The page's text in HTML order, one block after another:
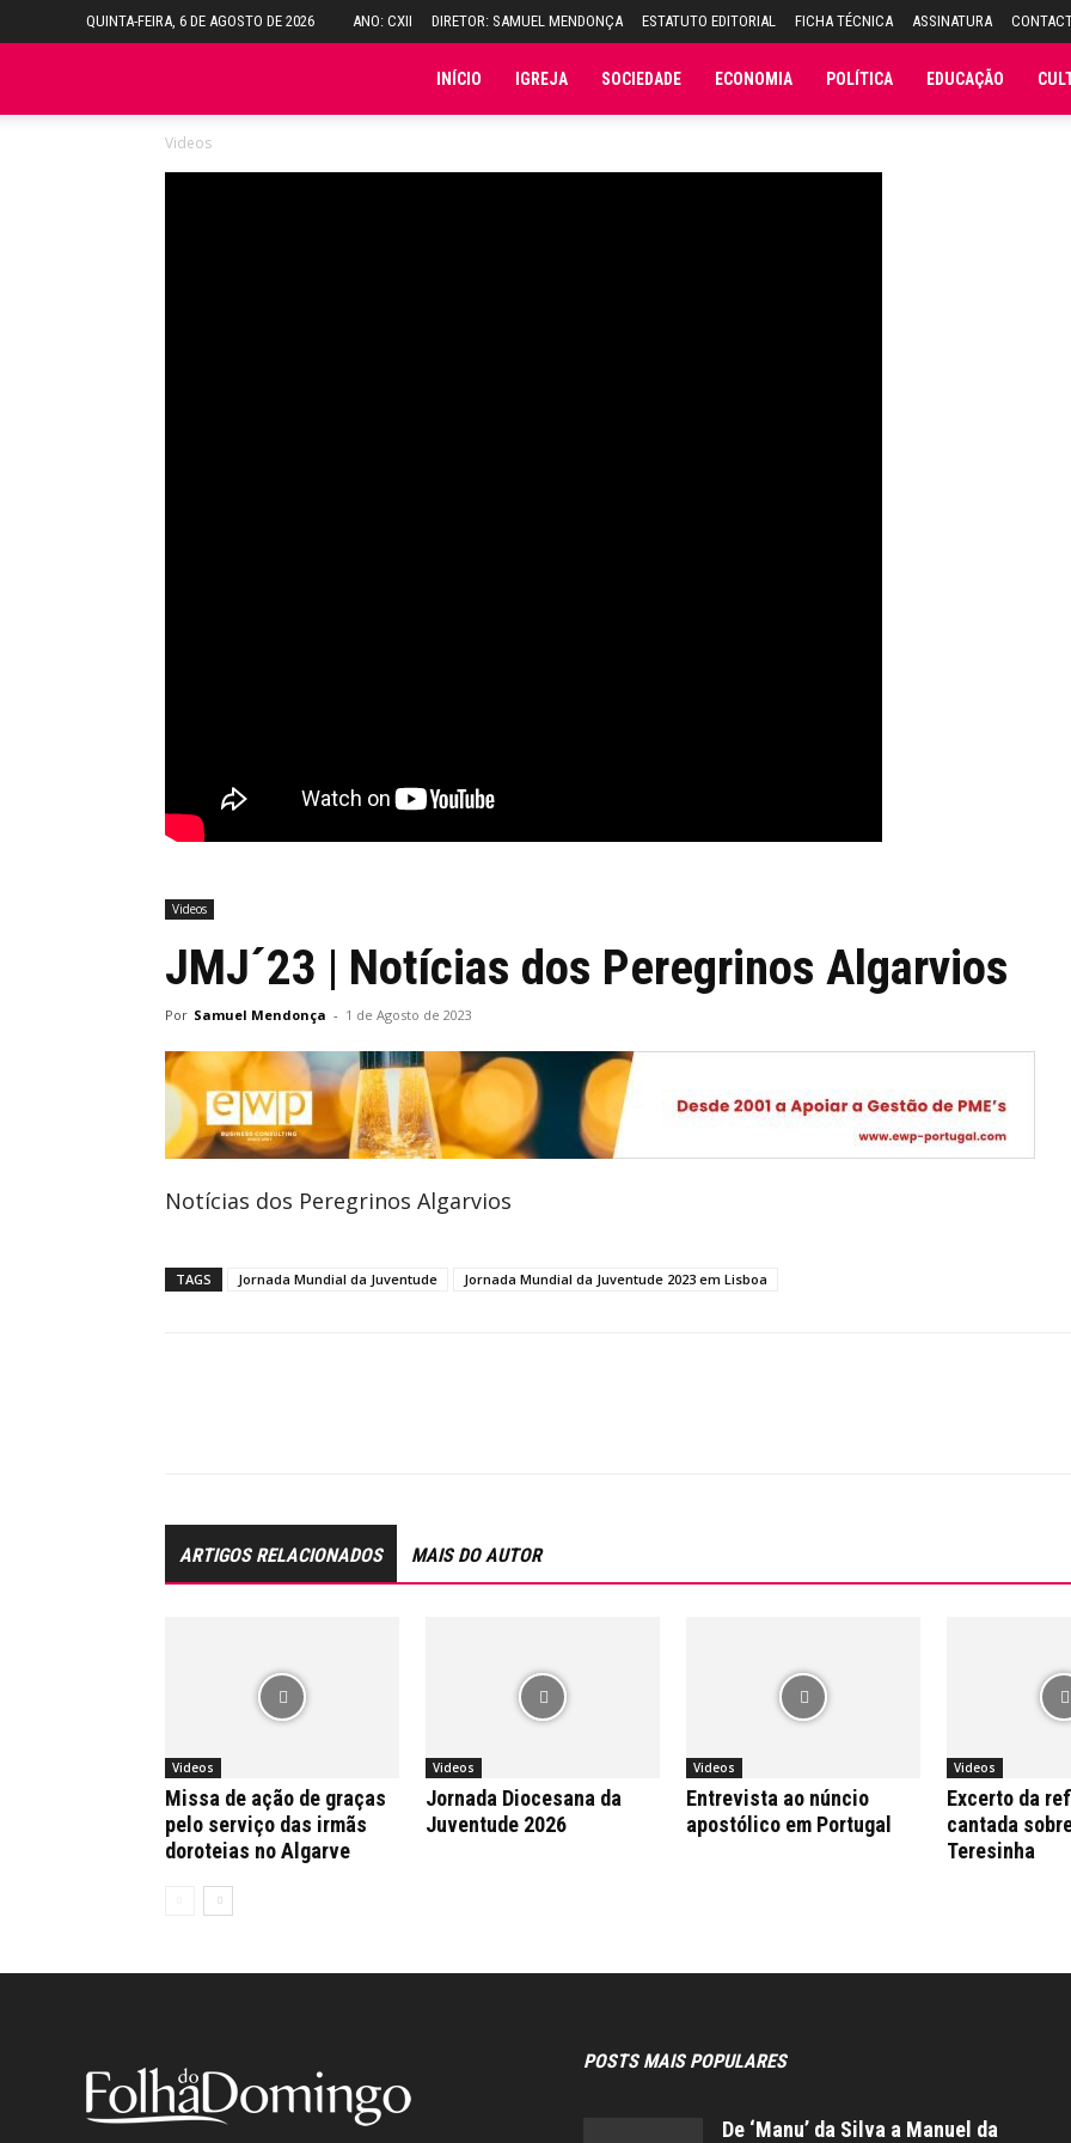
QUINTA-FEIRA, 6 DE AGOSTO DE 2026 ANO: CXII DIRETOR: SAMUEL MENDONÇA ESTATUTO EDITORIAL FICHA TÉCNICA ASSINATURA
INÍCIO IGREJA SOCIEDADE ECONOMIA POLÍTICA EDUCAÇÃO
Videos
Videos
JMJ´23 | Notícias dos Peregrinos Algarvios
Por Samuel Mendonça - 1 de Agosto de 2023
Notícias dos Peregrinos Algarvios
TAGS Jornada Mundial da Juventude Jornada Mundial da Juventude 2023 em Lisboa
ARTIGOS RELACIONADOS MAIS DO AUTOR
Videos
Missa de ação de graças
pelo serviço das irmãs
doroteias no Algarve
Videos
Jornada Diocesana da
Juventude 2026
Videos
Entrevista ao núncio
apostólico em Portugal
Videos
Excerto da
cantada
Teresinha
POSTS MAIS POPULARES
De ‘Manu’ da Silva a Manuel da